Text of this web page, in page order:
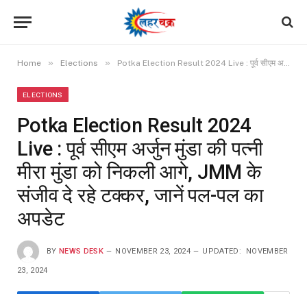
Home » Elections » Potka Election Result 2024 Live : पूर्व सीएम अर्जुन मुंडा की पत्नी मीरा मुंडा को निकली आगे, JMM के संजीव दे रहे टक्कर, जानें पल-पल का अपडेट
ELECTIONS
Potka Election Result 2024
Live : पूर्व सीएम अर्जुन मुंडा की पत्नी
मीरा मुंडा को निकली आगे, JMM के
संजीव दे रहे टक्कर, जानें पल-पल का
अपडेट
BY NEWS DESK NOVEMBER 23, 2024 UPDATED: NOVEMBER
23, 2024